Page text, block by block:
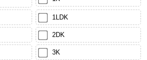
1LDK
2DK
3K